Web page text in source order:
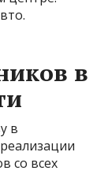
в
в
со всех